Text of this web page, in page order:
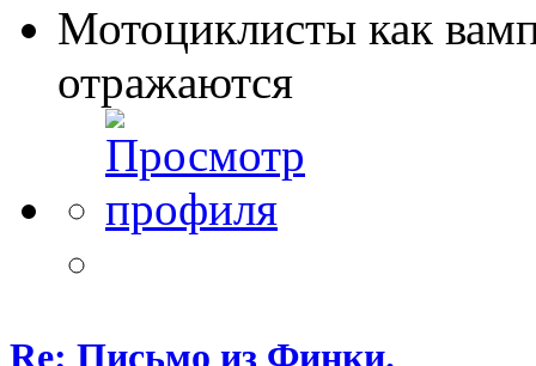
Мотоциклисты как
отражаются
Re: Письмо из Финки.